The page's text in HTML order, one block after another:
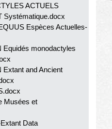
ACTUELS
Systématique.docx
Espèces Actuelles-
Equidés monodactyles
and Ancient
Musées et
Data